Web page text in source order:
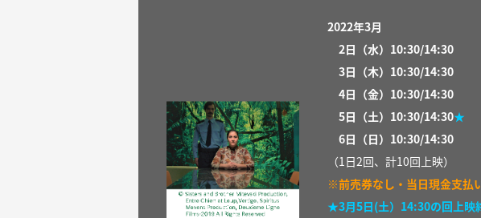
2022年3月
2日（水） 10:30/14:30
3日（木） 10:30/14:30
4日（金） 10:30/14:30
5日（土） 10:30/14:30★
6日（日） 10:30/14:30
（1日2回、計10回上映）
※前売券なし・当日現金支払
★3月5日(土）14:30の回上映